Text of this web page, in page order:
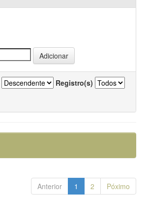
Registro(s)
Anterior 1 2 Póximo